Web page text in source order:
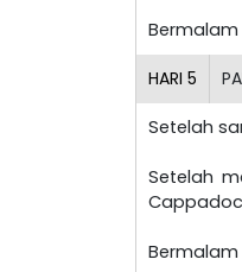
HARI 5
Setelah
Setelah